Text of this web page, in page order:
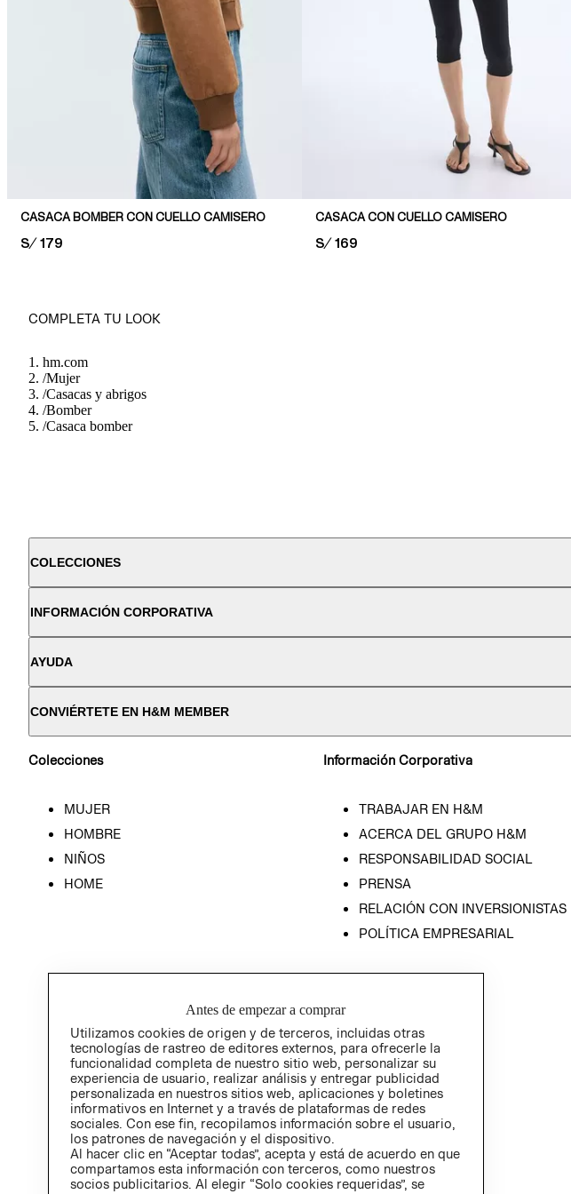
CASACA BOMBER CON CUELLO CAMISERO
PRICE:
S/ 179
CASACA CON CUELLO CAMISERO
PRICE:
S/ 169
COMPLETA TU LOOK
hm.com
/Mujer
/Casacas y abrigos
/Bomber
/Casaca bomber
COLECCIONES
INFORMACIÓN CORPORATIVA
AYUDA
CONVIÉRTETE EN H&M MEMBER
Colecciones
MUJER
HOMBRE
NIÑOS
HOME
Información Corporativa
TRABAJAR EN H&M
ACERCA DEL GRUPO H&M
RESPONSABILIDAD SOCIAL
PRENSA
RELACIÓN CON INVERSIONISTAS
POLÍTICA EMPRESARIAL
Antes de empezar a comprar
Utilizamos cookies de origen y de terceros, incluidas otras
tecnologías de rastreo de editores externos, para ofrecerle la
funcionalidad completa de nuestro sitio web, personalizar su
experiencia de usuario, realizar análisis y entregar publicidad
personalizada en nuestros sitios web, aplicaciones y boletines
informativos en Internet y a través de plataformas de redes
sociales. Con ese fin, recopilamos información sobre el usuario,
los patrones de navegación y el dispositivo.
Al hacer clic en “Aceptar todas”, acepta y está de acuerdo en que
compartamos esta información con terceros, como nuestros
socios publicitarios. Al elegir “Solo cookies requeridas”, se